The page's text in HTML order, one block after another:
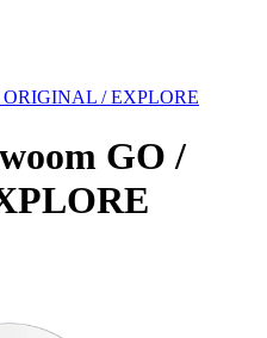
ORIGINAL / EXPLORE
GO /